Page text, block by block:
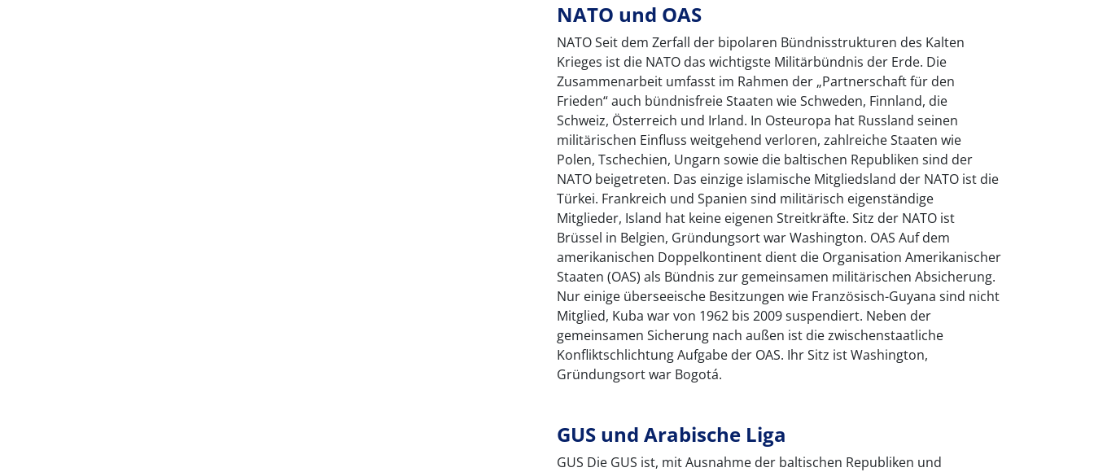
NATO und OAS
NATO Seit dem Zerfall der bipolaren Bündnisstrukturen des Kalten
Krieges ist die NATO das wichtigste Militärbündnis der Erde. Die
Zusammenarbeit umfasst im Rahmen der „Partnerschaft für den
Frieden“ auch bündnisfreie Staaten wie Schweden, Finnland, die
Schweiz, Österreich und Irland. In Osteuropa hat Russland seinen
militärischen Einfluss weitgehend verloren, zahlreiche Staaten wie
Polen, Tschechien, Ungarn sowie die baltischen Republiken sind der
NATO beigetreten. Das einzige islamische Mitgliedsland der NATO ist die
Türkei. Frankreich und Spanien sind militärisch eigenständige
Mitglieder, Island hat keine eigenen Streitkräfte. Sitz der NATO ist
Brüssel in Belgien, Gründungsort war Washington. OAS Auf dem
amerikanischen Doppelkontinent dient die Organisation Amerikanischer
Staaten (OAS) als Bündnis zur gemeinsamen militärischen Absicherung.
Nur einige überseeische Besitzungen wie Französisch-Guyana sind nicht
Mitglied, Kuba war von 1962 bis 2009 suspendiert. Neben der
gemeinsamen Sicherung nach außen ist die zwischenstaatliche
Konfliktschlichtung Aufgabe der OAS. Ihr Sitz ist Washington,
Gründungsort war Bogotá.
GUS und Arabische Liga
GUS Die GUS ist, mit Ausnahme der baltischen Republiken und